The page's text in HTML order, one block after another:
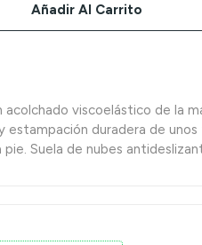
Añadir Al Carrito
viscoelástico de la
duradera de unos
Suela de nubes